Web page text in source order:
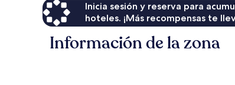
Inicia sesión y reserva para
hoteles. ¡Más recompensas te
Información de la zona